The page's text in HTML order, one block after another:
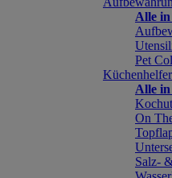
Alle
Pet
Küchenhelfer
Alle in
On
Salz-